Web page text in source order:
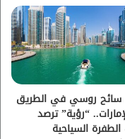
سائح روسي في الطريق
“رؤية” ترصد
السياحية